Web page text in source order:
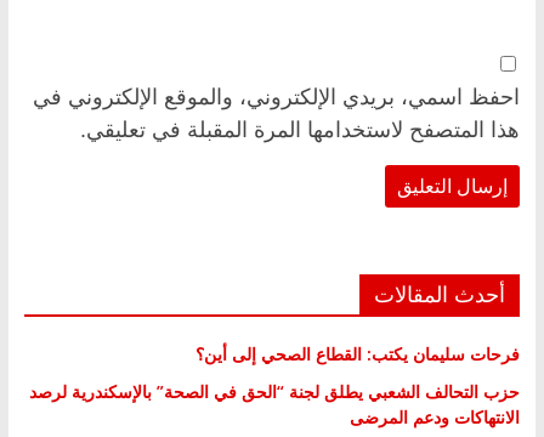
احفظ اسمي، بريدي الإلكتروني، والموقع الإلكتروني في
هذا المتصفح لاستخدامها المرة المقبلة في تعليقي.
أحدث المقالات
فرحات سليمان يكتب: القطاع الصحي إلى أين؟
حزب التحالف الشعبي يطلق لجنة “الحق في الصحة” بالإسكندرية لرصد
الانتهاكات ودعم المرضى